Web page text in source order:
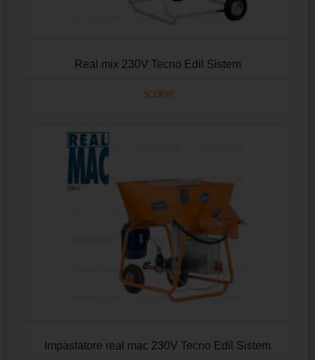
Real mix 230V Tecno Edil Sistem
SCOPRI
Impastatore real mac 230V Tecno Edil Sistem